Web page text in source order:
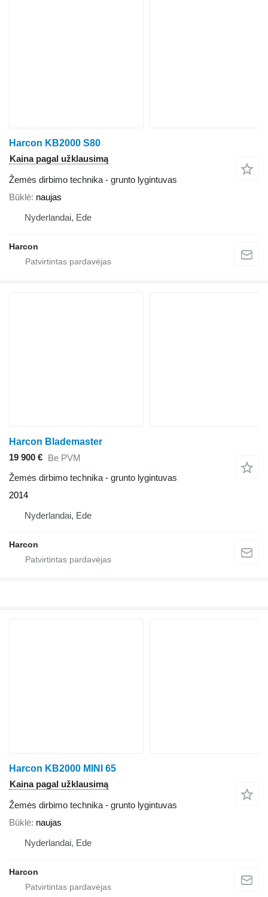
Harcon KB2000 S80
Kaina pagal užklausimą
Žemės dirbimo technika - grunto lygintuvas
Būklė naujas
Nyderlandai, Ede
Harcon
Harcon Blademaster
19 900 € Be PVM
Žemės dirbimo technika - grunto lygintuvas
2014
Nyderlandai, Ede
Harcon
Harcon KB2000 MINI 65
Kaina pagal užklausimą
Žemės dirbimo technika - grunto lygintuvas
Būklė naujas
Nyderlandai, Ede
Harcon